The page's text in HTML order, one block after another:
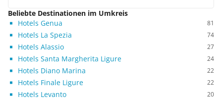
Beliebte Destinationen im Umkreis
Hotels Genua
81
Hotels La Spezia 74
Hotels Alassio 27
Hotels Santa Margherita Ligure 24
Hotels Diano Marina 22
Hotels Finale Ligure 22
Hotels Levanto 20